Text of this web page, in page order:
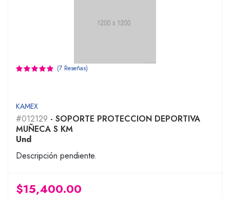
(7 Reseñas)
KAMEX
#012129 - SOPORTE PROTECCION DEPORTIVA
MUÑECA S KM
Und
Descripción pendiente.
$15,400.00